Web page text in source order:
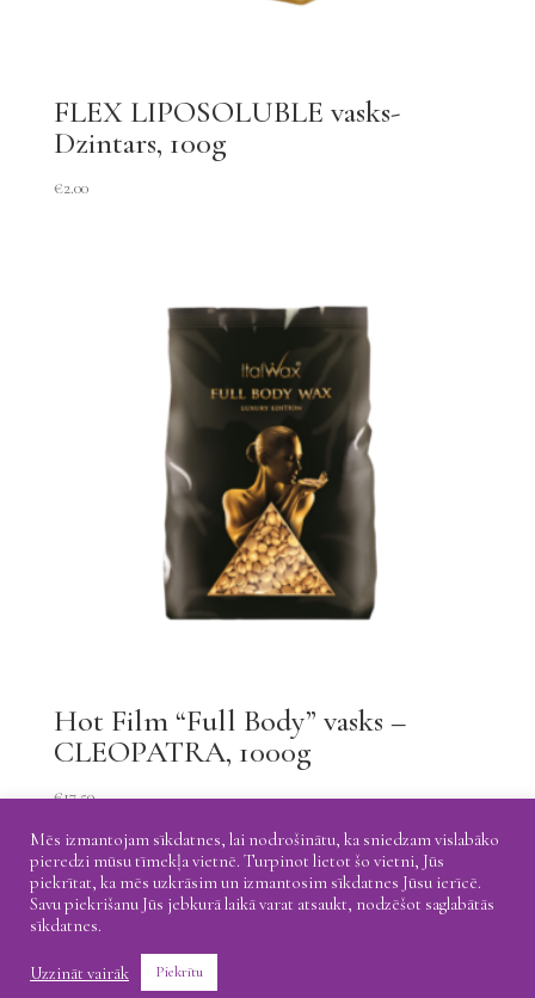
FLEX LIPOSOLUBLE vasks-
Dzintars, 100g
€2.00
Hot Film “Full Body” vasks –
CLEOPATRA, 1000g
€17.50
Atgriešana Piegāde Privātuma politika
@ 2021 Coretti. All rights reserved.
Mēs izmantojam sīkdatnes, lai nodrošinātu, ka sniedzam vislabāko
pieredzi mūsu tīmekļa vietnē. Turpinot lietot šo vietni, Jūs
piekrītat, ka mēs uzkrāsim un izmantosim sīkdatnes Jūsu ierīcē.
Savu piekrišanu Jūs jebkurā laikā varat atsaukt, nodzēšot saglabātās
sīkdatnes.
Uzzināt vairāk Piekrītu